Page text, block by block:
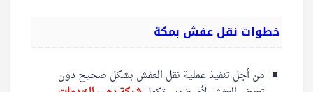
خطوات نقل عفش بمكة
من أجل تنفيذ عملية نقل العفش بشكل صحيح دون